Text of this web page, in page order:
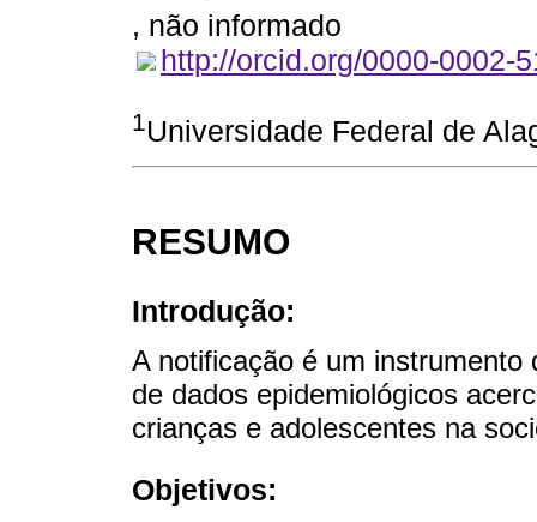
, não informado
http://orcid.org/0000-0002-
1Universidade Federal de
RESUMO
Introdução:
A notificação é um instrumento
de dados epidemiológicos
crianças e adolescentes na
Objetivos: